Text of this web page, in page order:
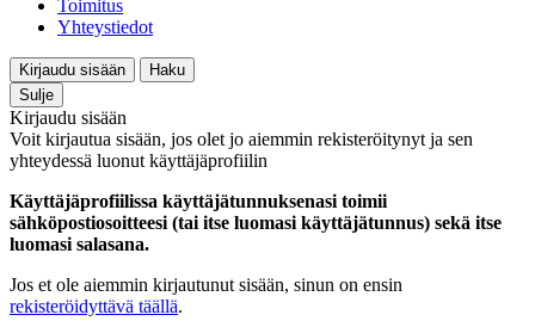
Toimitus
Yhteystiedot
Kirjaudu sisään
Haku
Sulje
Kirjaudu sisään
Voit kirjautua sisään, jos olet jo aiemmin rekisteröitynyt ja sen
yhteydessä luonut käyttäjäprofiilin
Käyttäjäprofiilissa käyttäjätunnuksenasi toimii
sähköpostiosoitteesi (tai itse luomasi käyttäjätunnus) sekä itse
luomasi salasana.
Jos et ole aiemmin kirjautunut sisään, sinun on ensin
rekisteröidyttävä täällä.